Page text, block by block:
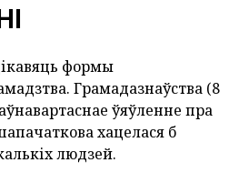
формы
Грамадазнаўства (8
ўяўленне пра
хацелася б
людзей.